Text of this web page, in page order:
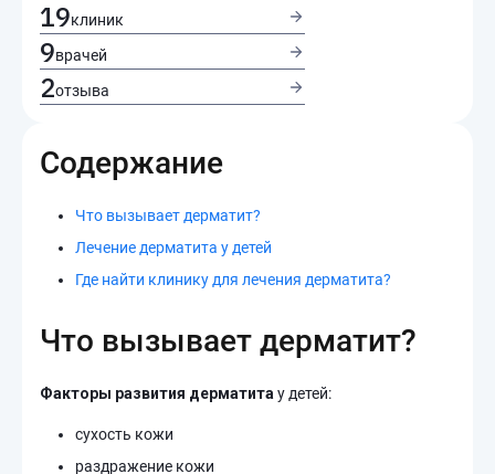
19клиник
9врачей
2отзыва
Содержание
Что вызывает дерматит?
Лечение дерматита у детей
Где найти клинику для лечения дерматита?
Что вызывает дерматит?
Факторы развития дерматита у детей:
сухость кожи
раздражение кожи